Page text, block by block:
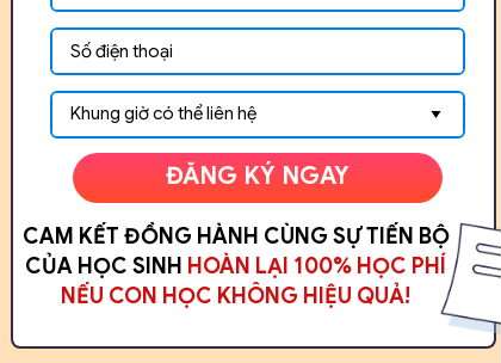
CAM KẾT ĐỒNG HÀNH CÙNG SỰ TIẾN BỘ
CỦA HỌC SINH HOÀN LẠI 100% HỌC PHÍ
NẾU CON HỌC KHÔNG HIỆU QUẢ!
ĐĂNG KÝ NGAY